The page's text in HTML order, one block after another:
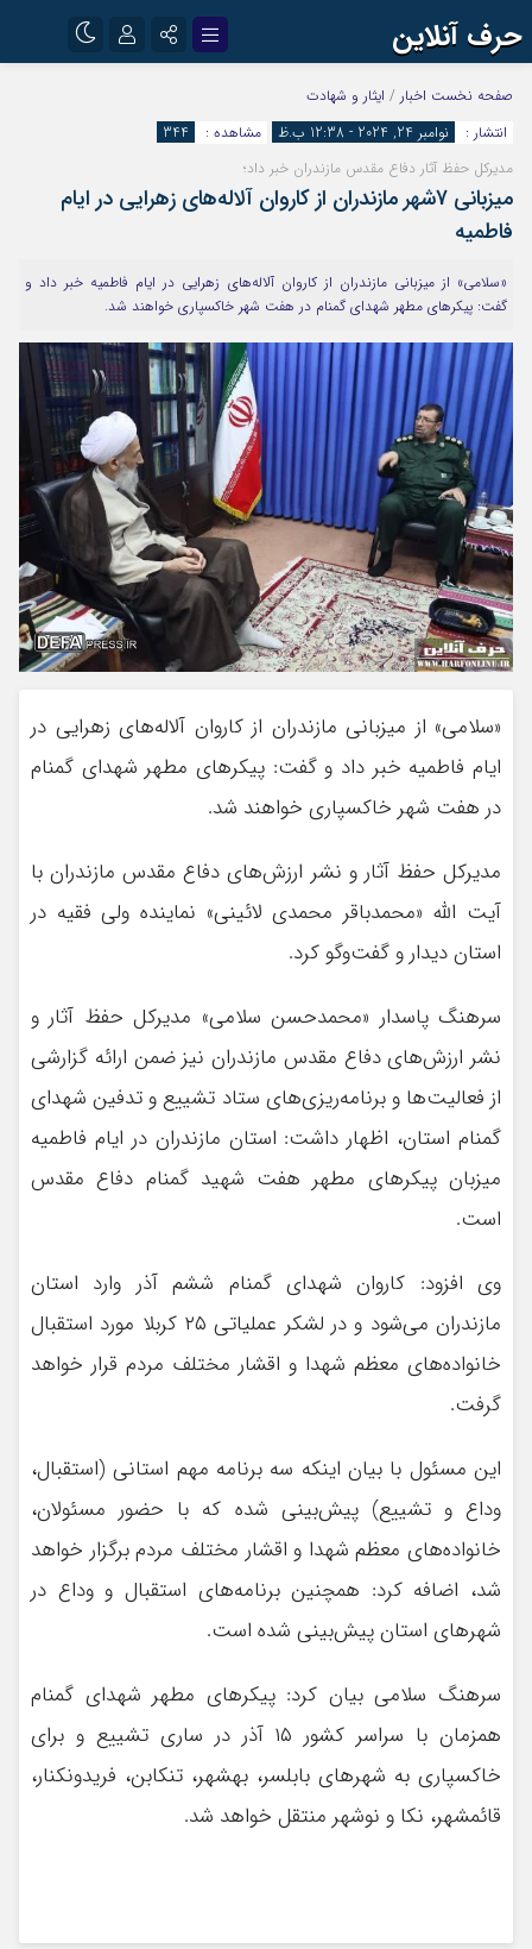
حرف آنلاین
اینستاگرام
آپارات
رمز عبور
مرا به خاطر بسپار
صفحه نخست اخبار / ایثار و شهادت
انتشار :
نوامبر 24, 2024 - 12:38 ب.ظ مشاهده :
344
مدیرکل حفظ آثار دفاع مقدس مازندران خبر داد؛
میزبانی 7شهر مازندران از کاروان آلاله‌های زهرایی در ایام
فاطمیه
«سلامی» از میزبانی مازندران از کاروان آلاله‌های زهرایی در ایام فاطمیه خبر داد و
گفت: پیکرهای مطهر شهدای گمنام در هفت شهر خاکسپاری خواهند شد.
«سلامی» از میزبانی مازندران از کاروان آلاله‌های زهرایی در
ایام فاطمیه خبر داد و گفت: پیکرهای مطهر شهدای گمنام
در هفت شهر خاکسپاری خواهند شد.
مدیرکل حفظ آثار و نشر ارزش‌های دفاع مقدس مازندران با
آیت الله «محمدباقر محمدی لائینی» نماینده ولی فقیه در
استان دیدار و گفت‌وگو کرد.
سرهنگ پاسدار «محمدحسن سلامی» مدیرکل حفظ آثار و
نشر ارزش‌های دفاع مقدس مازندران نیز ضمن ارائه گزارشی
از فعالیت‌ها و برنامه‌ریزی‌های ستاد تشییع و تدفین شهدای
گمنام استان، اظهار داشت: استان مازندران در ایام فاطمیه
میزبان پیکر‌های مطهر هفت شهید گمنام دفاع مقدس
است.
وی افزود: کاروان شهدای گمنام ششم آذر وارد استان
مازندران می‌شود و در لشکر عملیاتی ۲۵ کربلا مورد استقبال
خانواده‌های معظم شهدا و اقشار مختلف مردم قرار خواهد
گرفت.
این مسئول با بیان اینکه سه برنامه مهم استانی (استقبال،
وداع و تشییع) پیش‌بینی شده که با حضور مسئولان،
خانواده‌های معظم شهدا و اقشار مختلف مردم برگزار خواهد
شد، اضافه کرد: همچنین برنامه‌های استقبال و وداع در
شهر‌های استان پیش‌بینی شده است.
سرهنگ سلامی بیان کرد: پیکر‌های مطهر شهدای گمنام
همزمان با سراسر کشور ۱۵ آذر در ساری تشییع و برای
خاکسپاری به شهر‌های بابلسر، بهشهر، تنکابن، فریدونکنار،
قائمشهر، نکا و نوشهر منتقل خواهد شد.